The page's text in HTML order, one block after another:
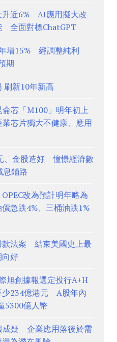
升近6% AI應用擬大改
全面對標ChatGPT
增15% 經調整純利
期
刷新10年新高
芯「M100」明年初上
芯片獨大不健康、應用
、金股造好 憧憬經濟數
息鋪路
改為預計明年略為
急跌4%、三桶油跌1%
款法案 結束美國史上最
好
旭創據報選定投行A+H
少234億港元 A股年內
5300億人幣
成疑 企業應用落後於需